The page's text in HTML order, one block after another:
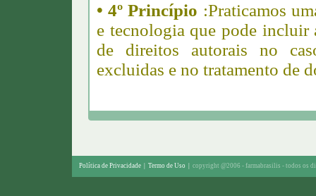
• 4º Princípio :Praticamos
e tecnologia que pode incluir
de direitos autorais no
excluidas e no tratamento de
Política de Privacidade Termo de Uso copyright @2006 - farmabrasilis - todos os